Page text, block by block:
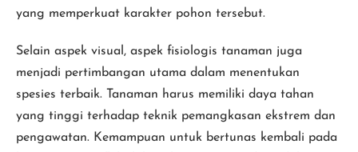
yang memperkuat karakter pohon tersebut.
Selain aspek visual, aspek fisiologis tanaman juga
menjadi pertimbangan utama dalam menentukan
spesies terbaik. Tanaman harus memiliki daya tahan
yang tinggi terhadap teknik pemangkasan ekstrem dan
pengawatan. Kemampuan untuk bertunas kembali pada